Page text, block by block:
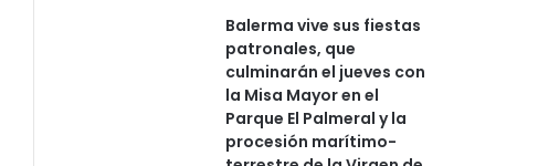
Balerma vive sus fiestas
patronales, que
culminarán el jueves con
la Misa Mayor en el
Parque El Palmeral y la
procesión marítimo-